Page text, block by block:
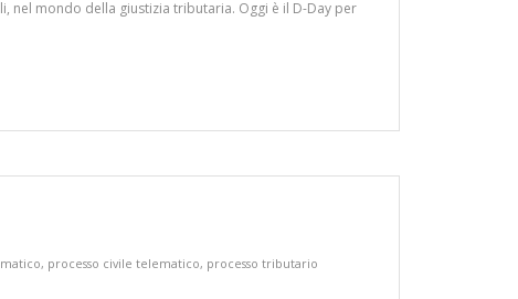
nel mondo della giustizia tributaria. Oggi è il D-Day per
, processo civile telematico, processo tributario